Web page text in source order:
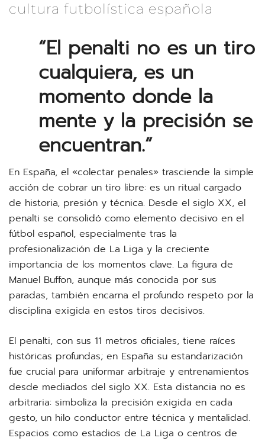
cultura futbolística española
“El penalti no es un tiro
cualquiera, es un
momento donde la
mente y la precisión se
encuentran.”
En España, el «colectar penales» trasciende la simple
acción de cobrar un tiro libre: es un ritual cargado
de historia, presión y técnica. Desde el siglo XX, el
penalti se consolidó como elemento decisivo en el
fútbol español, especialmente tras la
profesionalización de La Liga y la creciente
importancia de los momentos clave. La figura de
Manuel Buffon, aunque más conocida por sus
paradas, también encarna el profundo respeto por la
disciplina exigida en estos tiros decisivos.
El penalti, con sus 11 metros oficiales, tiene raíces
históricas profundas; en España su estandarización
fue crucial para uniformar arbitraje y entrenamientos
desde mediados del siglo XX. Esta distancia no es
arbitraria: simboliza la precisión exigida en cada
gesto, un hilo conductor entre técnica y mentalidad.
Espacios como estadios de La Liga o centros de